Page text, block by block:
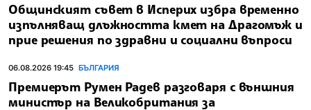
Общинският съвет в Исперих избра временно
изпълняващ длъжността кмет на Драгомъж и
прие решения по здравни и социални въпроси
06.08.2026 19:45 БЪЛГАРИЯ
Премиерът Румен Радев разговаря с външния
министър на Великобритания за